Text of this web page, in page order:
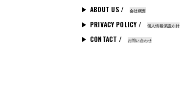
ABOUT US / 会社概要
PRIVACY POLICY / 個人情報保護方針
CONTACT / お問い合わせ